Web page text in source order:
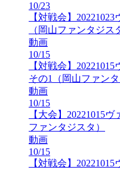
10/23
【対戦会】
（岡山ファンタジス
動画
10/15
【対戦会】
その1（岡山ファンタ
動画
10/15
【大会】20221015
ファンタジスタ）
動画
10/15
【対戦会】